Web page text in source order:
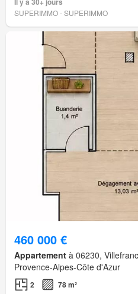
SUPERIMMO - SUPERIMMO
460 000 €
Appartement à 06230,
Provence-Alpes-Côte d'Azur
2
78 m²